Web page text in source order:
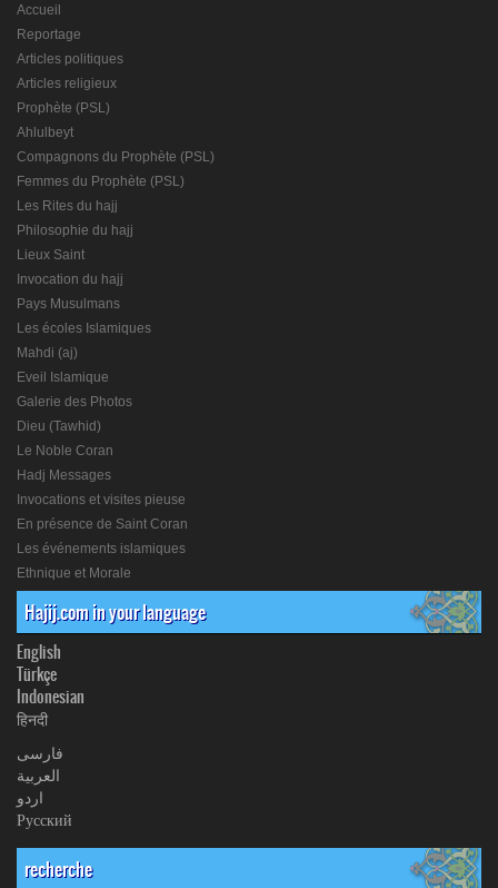
Accueil
Reportage
Articles politiques
Articles religieux
Prophète (PSL)
Ahlulbeyt
Compagnons du Prophète (PSL)
Femmes du Prophète (PSL)
Les Rites du hajj
Philosophie du hajj
Lieux Saint
Invocation du hajj
Pays Musulmans
Les écoles Islamiques
Mahdi (aj)
Eveil Islamique
Galerie des Photos
Dieu (Tawhid)
Le Noble Coran
Hadj Messages
Invocations et visites pieuse
En présence de Saint Coran
Les événements islamiques
Ethnique et Morale
Hajij.com in your language
English
Türkçe
Indonesian
हिनदी
فارسی
العربیة
اردو
Русский
recherche